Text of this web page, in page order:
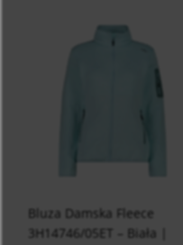
Bluza Damska Fleece
3H14746/05ET – Biała |